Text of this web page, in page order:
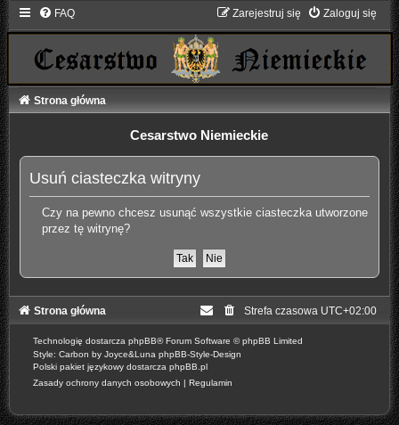
FAQ Zaloguj się
Zarejestruj się
Strona główna
Cesarstwo Niemieckie
Usuń ciasteczka witryny
Czy na pewno chcesz usunąć wszystkie ciasteczka utworzone
przez tę witrynę?
Strona główna Strefa czasowa UTC+02:00
Technologię dostarcza phpBB® Forum Software © phpBB Limited
Style: Carbon by Joyce&Luna phpBB-Style-Design
Polski pakiet językowy dostarcza phpBB.pl
Zasady ochrony danych osobowych | Regulamin